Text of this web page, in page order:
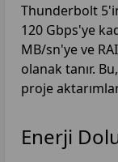
Thunderbolt
120 Gbps'ye
MB/sn'ye ve
olanak tanır.
proje
Enerji